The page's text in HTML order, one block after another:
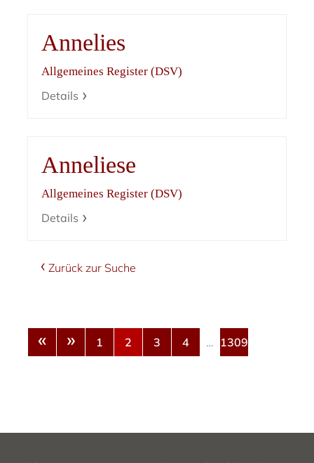
Annelies
Allgemeines Register (DSV)
Details
Anneliese
Allgemeines Register (DSV)
Details
Zurück zur Suche
« » 1 2 3 4 … 1309